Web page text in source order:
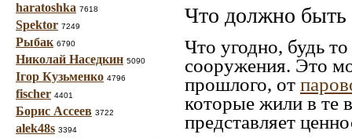
haratoshka 7618
Spektor 7249
Рыбак 6790
Николай Наседкин 5090
Ігор Кузьменко 4796
fischer 4401
Борис Ассеев 3722
alek48s 3394
Что должно быть
Что угодно, будь
сооружения. Это
прошлого, от
которые жили в те
представляет